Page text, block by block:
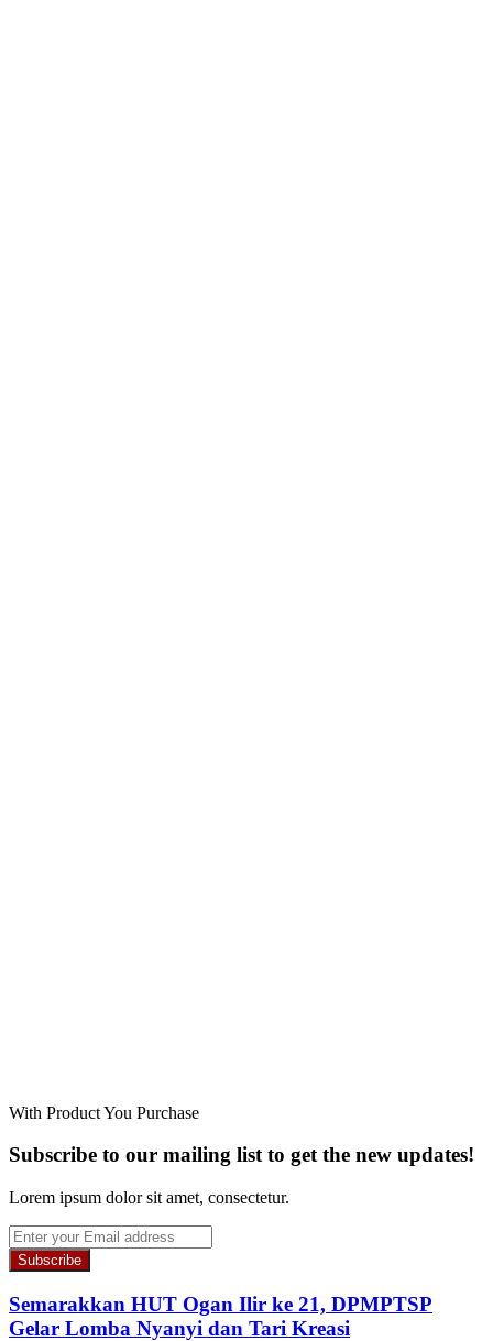
With Product You Purchase
Subscribe to our mailing list to get the new updates!
Lorem ipsum dolor sit amet, consectetur.
Enter
your
Email
address
Semarakkan HUT Ogan Ilir ke 21, DPMPTSP
Gelar Lomba Nyanyi dan Tari Kreasi